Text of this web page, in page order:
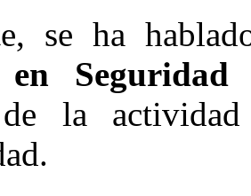
se ha
en
la